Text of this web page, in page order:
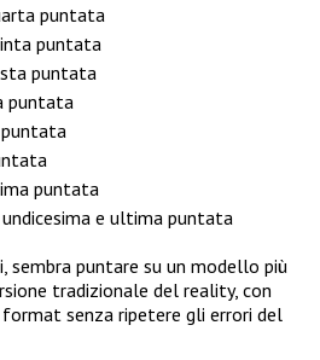
puntata
puntata
puntata
puntata
puntata
undicesima e ultima puntata
sembra puntare su un modello più
tradizionale del reality, con
senza ripetere gli errori del